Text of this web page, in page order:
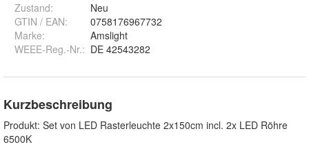
Zustand:
Neu
GTIN / EAN:
0758176967732
Marke:
Amslight
WEEE-Reg.-Nr.: DE 42543282
Kurzbeschreibung
Produkt: Set von LED Rasterleuchte 2x150cm incl. 2x LED Röhre
6500K